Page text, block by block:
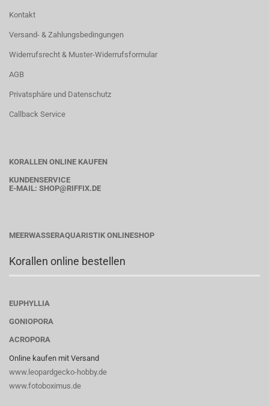
Kontakt
Versand- & Zahlungsbedingungen
Widerrufsrecht & Muster-Widerrufsformular
AGB
Privatsphäre und Datenschutz
Callback Service
KORALLEN ONLINE KAUFEN
KUNDENSERVICE
E-MAIL: SHOP@RIFFIX.DE
MEERWASSERAQUARISTIK ONLINESHOP
Korallen online bestellen
EUPHYLLIA
GONIOPORA
ACROPORA
Online kaufen mit Versand
www.leopardgecko-hobby.de
www.fotoboximus.de